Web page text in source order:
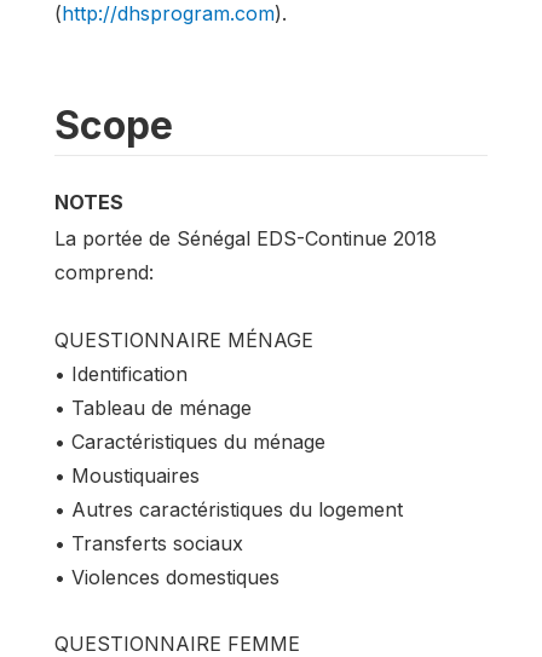
(http://dhsprogram.com).
Scope
NOTES
La portée de Sénégal EDS-Continue 2018
comprend:
QUESTIONNAIRE MÉNAGE
• Identification
• Tableau de ménage
• Caractéristiques du ménage
• Moustiquaires
• Autres caractéristiques du logement
• Transferts sociaux
• Violences domestiques
QUESTIONNAIRE FEMME